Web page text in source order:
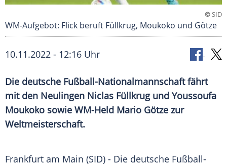
©SID
WM-Aufgebot: Flick beruft Füllkrug, Moukoko und Götze
10.11.2022 - 12:16 Uhr
Die deutsche Fußball-Nationalmannschaft fährt
mit den Neulingen Niclas Füllkrug und Youssoufa
Moukoko sowie WM-Held Mario Götze zur
Weltmeisterschaft.
Frankfurt am Main (SID) - Die deutsche Fußball-